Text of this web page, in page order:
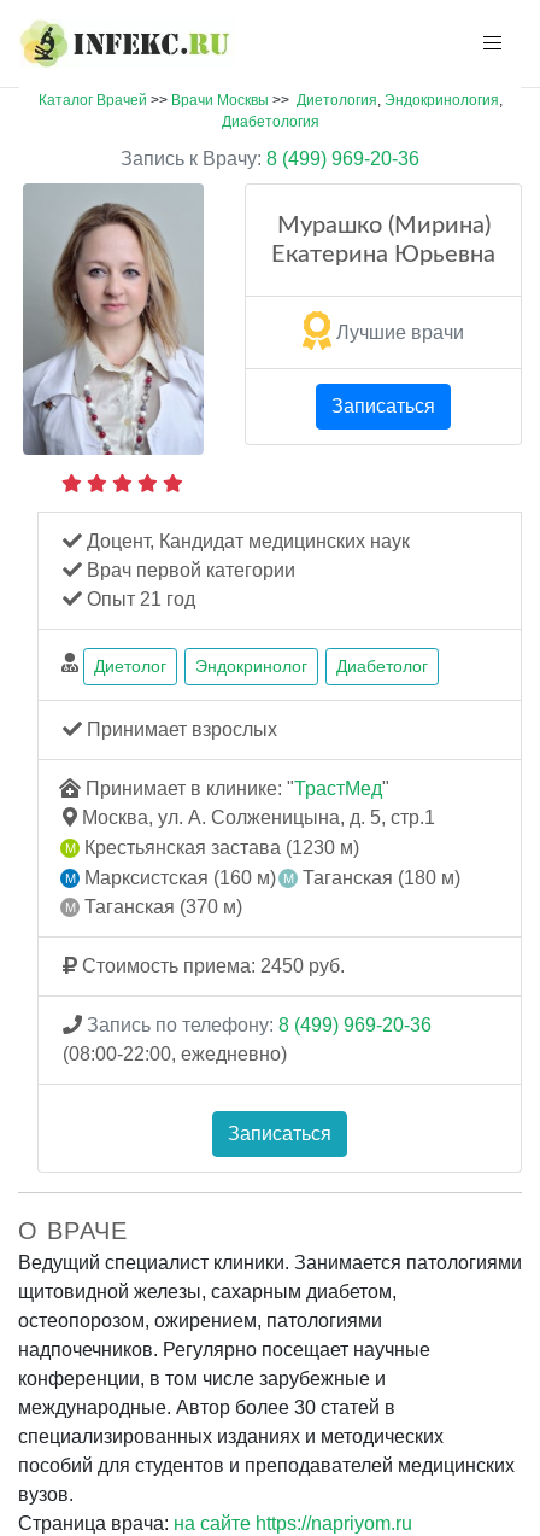
Каталог Врачей >> Врачи Москвы >> Диетология, Эндокринология,
Диабетология
Запись к Врачу: 8 (499) 969-20-36
Мурашко (Мирина)
Екатерина Юрьевна
Лучшие врачи
Записаться
Доцент, Кандидат медицинских наук
Врач первой категории
Опыт 21 год
Диетолог Эндокринолог Диабетолог
Принимает взрослых
Принимает в клинике: "ТрастМед"
Москва, ул. А. Солженицына, д. 5, стр.1
Крестьянская застава (1230 м)
Марксистская (160 м)
Таганская (180 м)
Таганская (370 м)
Стоимость приема: 2450 руб.
Запись по телефону: 8 (499) 969-20-36
(08:00-22:00, ежедневно)
Записаться
О ВРАЧЕ
Ведущий специалист клиники. Занимается патологиями
щитовидной железы, сахарным диабетом,
остеопорозом, ожирением, патологиями
надпочечников. Регулярно посещает научные
конференции, в том числе зарубежные и
международные. Автор более 30 статей в
специализированных изданиях и методических
пособий для студентов и преподавателей медицинских
вузов.
Страница врача: на сайте https://napriyom.ru